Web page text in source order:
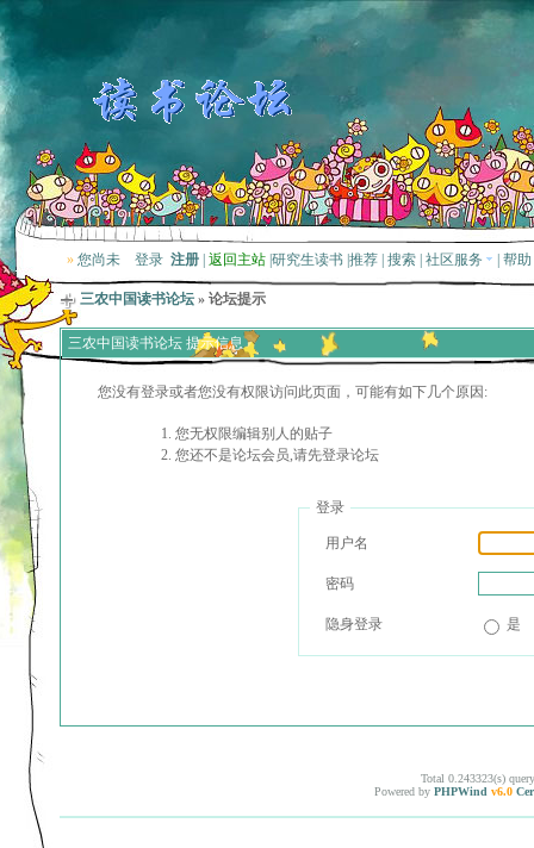
» 您尚未 登录 注册 返回主站 研究生读书 推荐 搜索 社区服务 帮助
三农中国读书论坛 » 论坛提示
三农中国读书论坛 提示信息
您没有登录或者您没有权限访问此页面，可能有如下几个原因:
您无权限编辑别人的贴子
您还不是论坛会员,请先登录论坛
登录
用户名
密码
隐身登录 是
Total 0.243323(s)
Powered by PHPWind v6.0